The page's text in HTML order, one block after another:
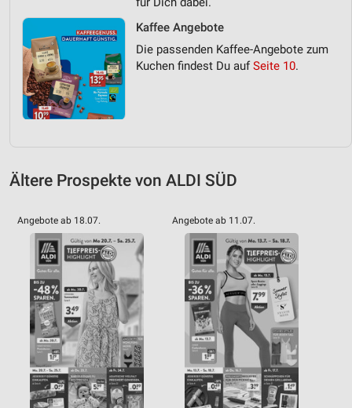
Kaffee Angebote
Die passenden Kaffee-Angebote zum
Kuchen findest Du aufSeite 10.
Ältere Prospekte von ALDI SÜD
Angebote ab 18.07. Angebote ab 11.07.